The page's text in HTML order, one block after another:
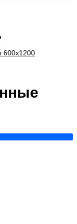
600х1200